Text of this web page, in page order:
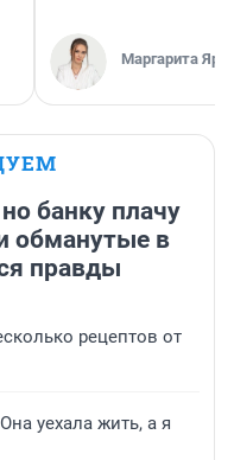
Маргарита
банку плачу
обманутые в
правды
рецептов от
уехала жить, а я